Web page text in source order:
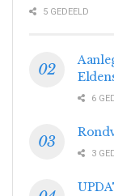
5 GEDEELD
6
3